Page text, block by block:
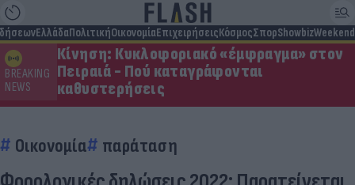
ΕλλάδαΠολιτικήΟικονομίαΕπιχειρήσειςΚόσμοςΣπορShowbizWeekend
BREAKING
NEWS
Κίνηση: Κυκλοφοριακό «έμφραγμα» στον
Πειραιά - Πού καταγράφονται
καθυστερήσεις
Οικονομία παράταση